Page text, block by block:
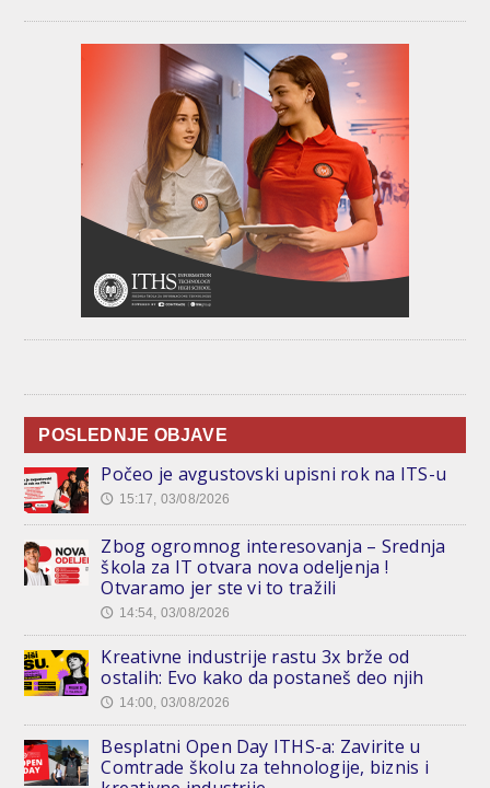
POSLEDNJE OBJAVE
Počeo je avgustovski upisni rok na ITS-u
🕔 15:17, 03/08/2026
Zbog ogromnog interesovanja – Srednja
škola za IT otvara nova odeljenja !
Otvaramo jer ste vi to tražili
🕔 14:54, 03/08/2026
Kreativne industrije rastu 3x brže od
ostalih: Evo kako da postaneš deo njih
🕔 14:00, 03/08/2026
Besplatni Open Day ITHS-a: Zavirite u
Comtrade školu za tehnologije, biznis i